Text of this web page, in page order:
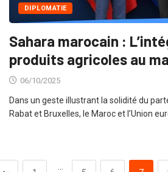
DIPLOMATIE
Sahara marocain :
produits agricoles au
06/10/2025
Dans un geste illustrant la solidité du
Rabat et Bruxelles, le Maroc et l’Union
…